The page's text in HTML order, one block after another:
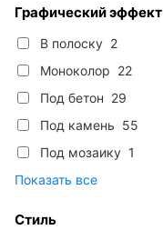
Графический эффект
В полоску 2
Моноколор 22
Под бетон 29
Под камень 55
Под мозаику 1
Показать все
Стиль